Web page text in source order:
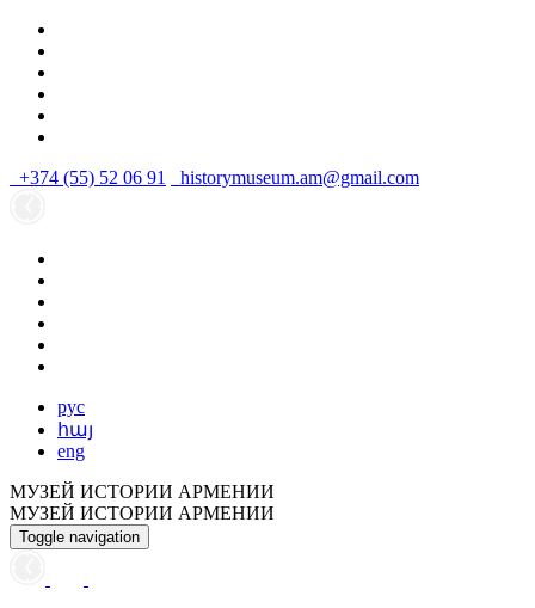
+374 (55) 52 06 91 historymuseum.am@gmail.com
рус
հայ
eng
МУЗЕЙ ИСТОРИИ АРМЕНИИ
МУЗЕЙ ИСТОРИИ АРМЕНИИ
Toggle navigation